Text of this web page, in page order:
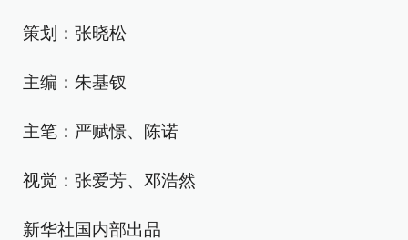
策划：张晓松
主编：朱基钗
主笔：严赋憬、陈诺
视觉：张爱芳、邓浩然
新华社国内部出品